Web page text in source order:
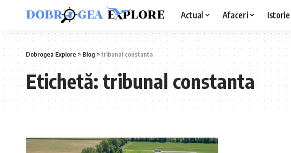
Actual Afaceri Istorie
Dobrogea Explore> Blog >tribunal constanta
Etichetă:tribunal constanta